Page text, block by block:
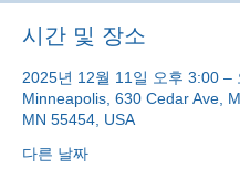
시간 및 장소
2025년 12월 11일 오후 3:00 –
Minneapolis, 630 Cedar Ave,
MN 55454, USA
다른 날짜